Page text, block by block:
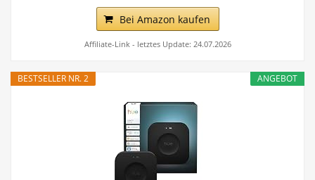
Bei Amazon kaufen
Affiliate-Link - letztes Update: 24.07.2026
ANGEBOT
BESTSELLER NR. 2